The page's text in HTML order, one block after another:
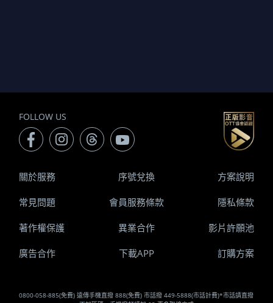
FOLLOW US
0800-058-885(免費) 遠傳手機直撥 888(免費) 市話撥 449-5888(市話計費)*市話請直撥
關於服務 序號兌換 方案說明
常見問題 會員服務條款 隱私條款
著作權保護 異業合作 影片許願池
廣告合作 下載APP 訂購方案